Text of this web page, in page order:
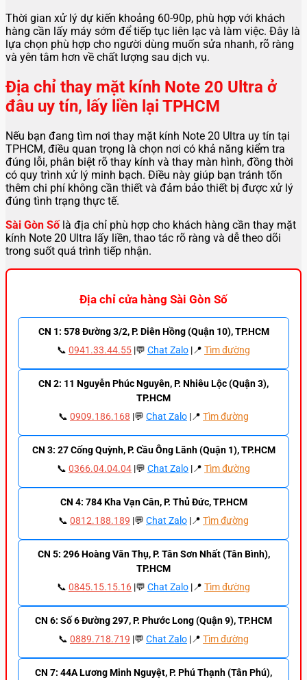
Thời gian xử lý dự kiến khoảng 60-90p, phù hợp với khách
hàng cần lấy máy sớm để tiếp tục liên lạc và làm việc. Đây là
lựa chọn phù hợp cho người dùng muốn sửa nhanh, rõ ràng
và yên tâm hơn về chất lượng sau dịch vụ.
Địa chỉ thay mặt kính Note 20 Ultra ở
đâu uy tín, lấy liền lại TPHCM
Nếu bạn đang tìm nơi thay mặt kính Note 20 Ultra uy tín tại
TPHCM, điều quan trọng là chọn nơi có khả năng kiểm tra
đúng lỗi, phân biệt rõ thay kính và thay màn hình, đồng thời
có quy trình xử lý minh bạch. Điều này giúp bạn tránh tốn
thêm chi phí không cần thiết và đảm bảo thiết bị được xử lý
đúng tình trạng thực tế.
Sài Gòn Sốlà địa chỉ phù hợp cho khách hàng cần thay mặt
kính Note 20 Ultra lấy liền, thao tác rõ ràng và dễ theo dõi
trong suốt quá trình tiếp nhận.
Địa chỉ cửa hàng Sài Gòn Số
CN 1: 578 Đường 3/2, P. Diên Hồng (Quận 10), TP.HCM
📞 0941.33.44.55 |💬 Chat Zalo |📍 Tìm đường
CN 2: 11 Nguyễn Phúc Nguyên, P. Nhiêu Lộc (Quận 3),
TP.HCM
📞 0909.186.168 |💬 Chat Zalo |📍 Tìm đường
CN 3: 27 Cống Quỳnh, P. Cầu Ông Lãnh (Quận 1), TP.HCM
📞 0366.04.04.04 |💬 Chat Zalo |📍 Tìm đường
CN 4: 784 Kha Vạn Cân, P. Thủ Đức, TP.HCM
📞 0812.188.189 |💬 Chat Zalo |📍 Tìm đường
CN 5: 296 Hoàng Văn Thụ, P. Tân Sơn Nhất (Tân Bình),
TP.HCM
📞 0845.15.15.16 |💬 Chat Zalo |📍 Tìm đường
CN 6: Số 6 Đường 297, P. Phước Long (Quận 9), TP.HCM
📞 0889.718.719 |💬 Chat Zalo |📍 Tìm đường
CN 7: 44A Lương Minh Nguyệt, P. Phú Thạnh (Tân Phú),